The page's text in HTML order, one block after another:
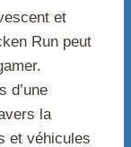
et
Run peut
d’une
la
et véhicules